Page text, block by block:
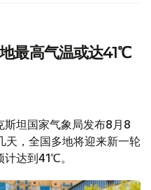
最高气温或达41℃
斯坦国家气象局发布8月8
天，全国多地将迎来新一轮
达到41℃。